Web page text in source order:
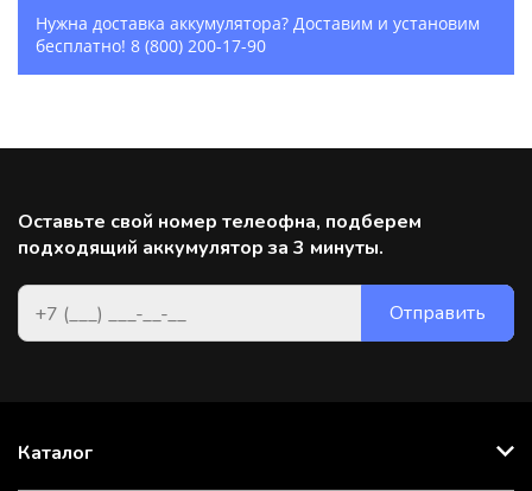
Нужна доставка аккумулятора? Доставим и установим
бесплатно! 8 (800) 200-17-90
Оставьте свой номер телеофна, подберем
подходящий аккумулятор за 3 минуты.
Каталог